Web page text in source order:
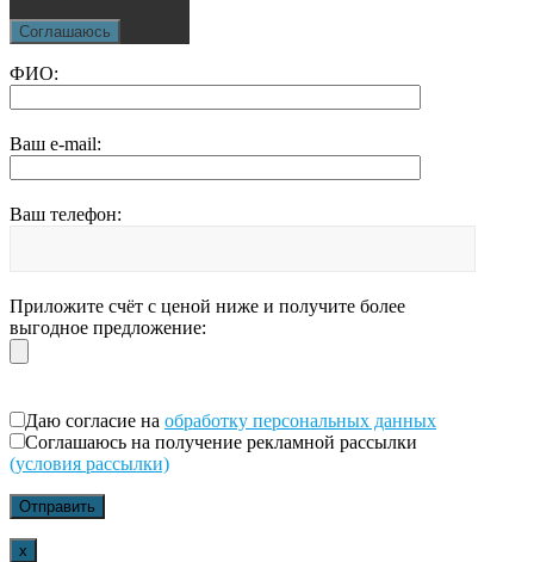
Соглашаюсь
ФИО:
Ваш e-mail:
Ваш телефон:
Приложите счёт с ценой ниже и получите более
выгодное предложение:
Даю согласие на обработку персональных данных
Соглашаюсь на получение рекламной рассылки
(условия рассылки)
x